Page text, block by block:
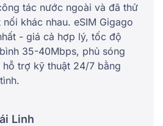
tác nước ngoài và đã thử
khác nhau. eSIM Gigago
- giá cả hợp lý, tốc độ
35-40Mbps, phủ sóng
trợ kỹ thuật 24/7 bằng
Linh